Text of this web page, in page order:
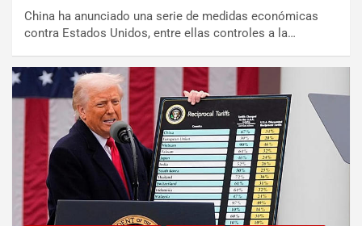
China ha anunciado una serie de medidas económicas
contra Estados Unidos, entre ellas controles a la…